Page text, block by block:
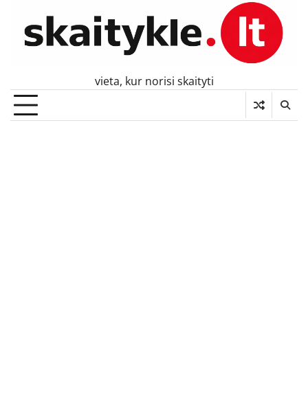
content
vieta, kur norisi skaityti